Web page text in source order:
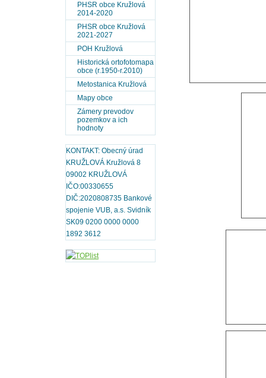
PHSR obce Kružlová
2014-2020
PHSR obce Kružlová
2021-2027
POH Kružlová
Historická ortofotomapa
obce (r.1950-r.2010)
Metostanica Kružlová
Mapy obce
Zámery prevodov
pozemkov a ich
hodnoty
KONTAKT: Obecný úrad
KRUŽLOVÁ Kružlová 8
09002 KRUŽLOVÁ
IČO:00330655
DIČ:2020808735 Bankové
spojenie VUB, a.s. Svidník
SK09 0200 0000 0000
1892 3612